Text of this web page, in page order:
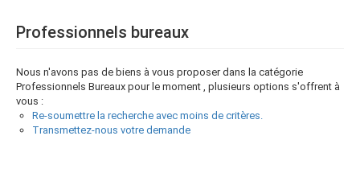
Professionnels bureaux
Nous n'avons pas de biens à vous proposer dans la catégorie
Professionnels Bureaux pour le moment , plusieurs options s'offrent à
vous :
Re-soumettre la recherche avec moins de critères.
Transmettez-nous votre demande